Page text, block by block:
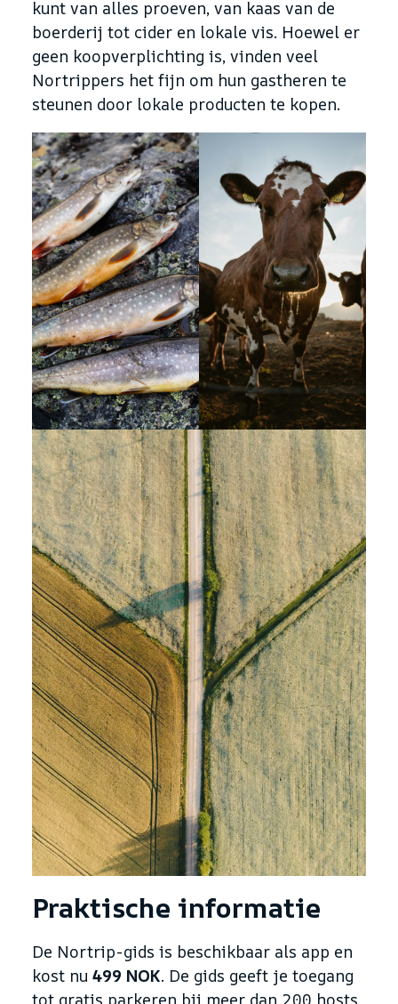
kunt van alles proeven, van kaas van de
boerderij tot cider en lokale vis. Hoewel er
geen koopverplichting is, vinden veel
Nortrippers het fijn om hun gastheren te
steunen door lokale producten te kopen.
Praktische informatie
De Nortrip-gids is beschikbaar als app en
kost nu 499 NOK. De gids geeft je toegang
tot gratis parkeren bij meer dan 200 hosts